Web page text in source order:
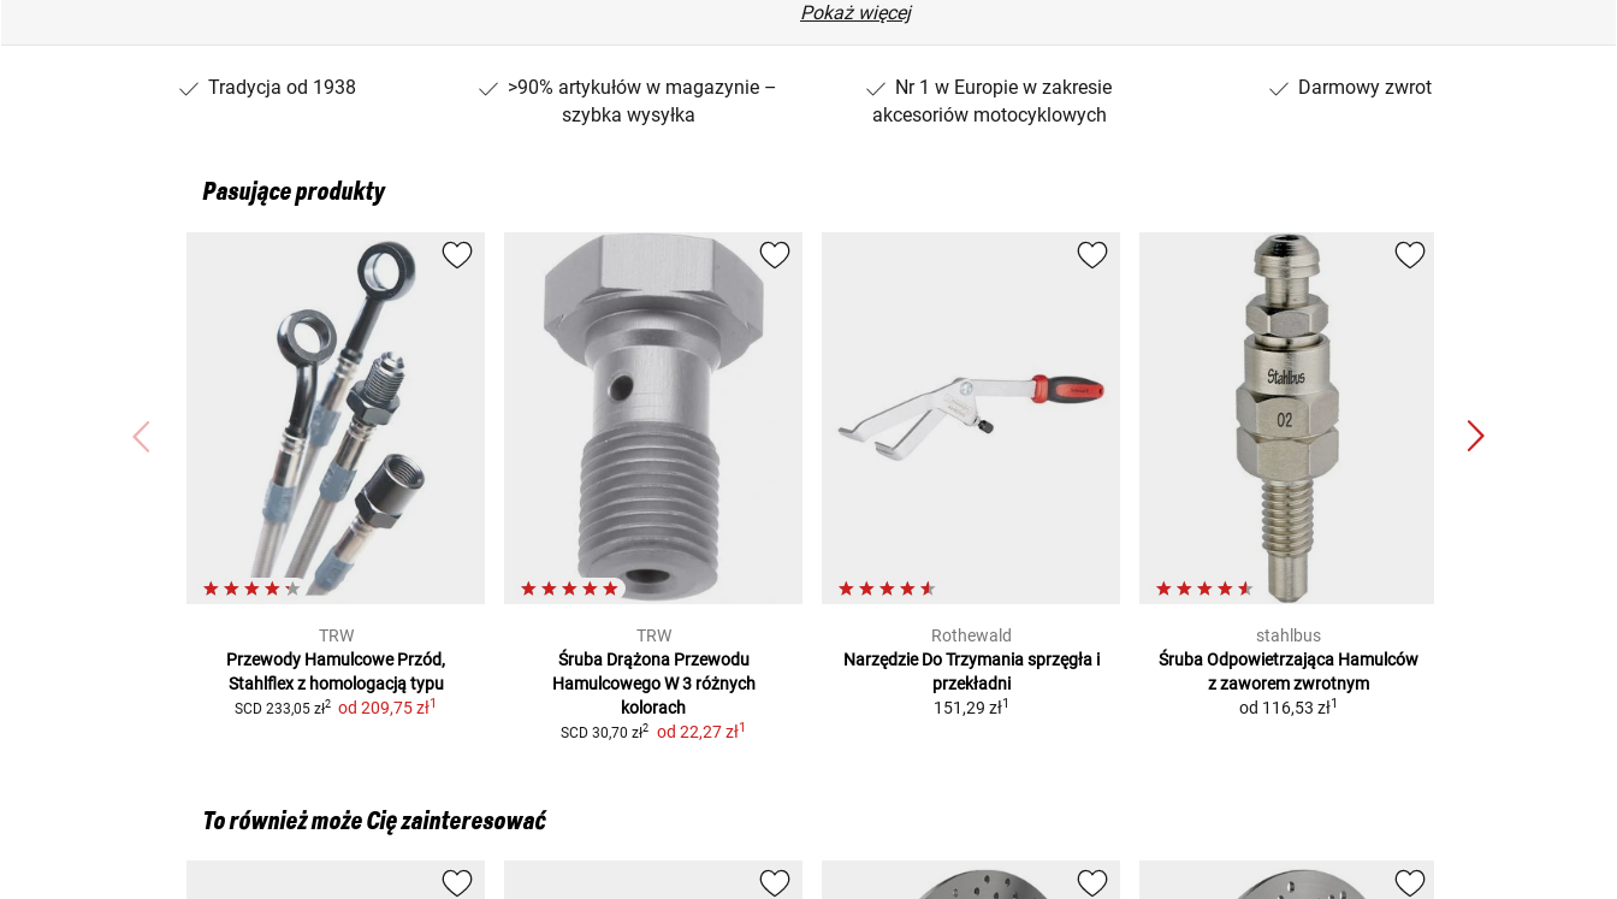
Pokaż więcej
Tradycja od 1938
>90% artykułów w magazynie –
szybka wysyłka
Nr 1 w Europie w zakresie
akcesoriów motocyklowych
Darmowy zwrot
Pasujące produkty
TRW
Przewody Hamulcowe Przód,
Stahlflex z homologacją typu
SCD 233,05 zł2 od 209,75 zł1
TRW
Śruba Drążona Przewodu
Hamulcowego W 3 różnych
kolorach
SCD 30,70 zł2 od 22,27 zł1
Rothewald
Narzędzie Do Trzymania sprzęgła i
przekładni
151,29 zł1
stahlbus
Śruba Odpowietrzająca Hamulców
z zaworem zwrotnym
od 116,53 zł1
To również może Cię zainteresować